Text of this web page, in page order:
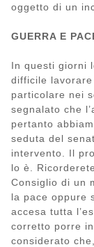
oggetto di un
GUERRA E
In questi giorni
difficile
particolare nei
segnalato che
pertanto
seduta del
intervento. Il
lo è.
Consiglio di un
la pace oppure
accesa tutta
corretto porre
considerato